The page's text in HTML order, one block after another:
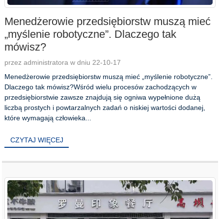
Menedżerowie przedsiębiorstw muszą mieć
„myślenie robotyczne”. Dlaczego tak
mówisz?
przez administratora w dniu 22-10-17
Menedżerowie przedsiębiorstw muszą mieć „myślenie robotyczne”.
Dlaczego tak mówisz?Wśród wielu procesów zachodzących w
przedsiębiorstwie zawsze znajdują się ogniwa wypełnione dużą
liczbą prostych i powtarzalnych zadań o niskiej wartości dodanej,
które wymagają człowieka...
CZYTAJ WIĘCEJ